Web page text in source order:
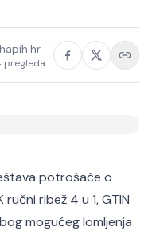
hapih.hr
pregleda
potrošače o
ručni ribež 4 u 1, GTIN
mogućeg lomljenja